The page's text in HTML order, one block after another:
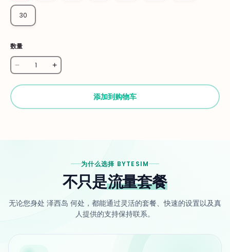
30
数量
添加到购物车
为什么选择 BYTESIM
不只是流量套餐
无论您身处 泽西岛 何处，都能通过灵活的套餐、快速的设置以及真
人提供的支持保持联系。